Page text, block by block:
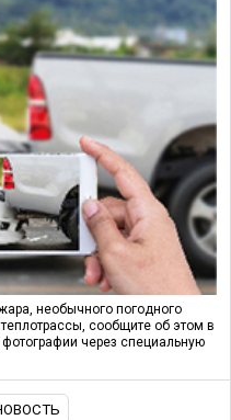
необычного погодного
сообщите об этом в
через специальную